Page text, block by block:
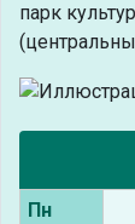
парк
Пн